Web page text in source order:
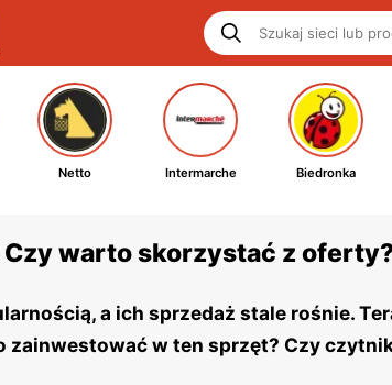
Netto Intermarche Biedronka
warto skorzystać z
a ich sprzedaż stale rośnie.
zainwestować w ten sprzęt? Czy